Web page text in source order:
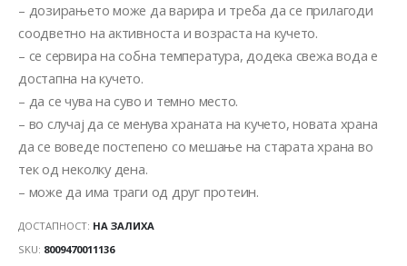
– дозирањето може да варира и треба да се прилагоди
соодветно на активноста и возраста на кучето.
– се сервира на собна температура, додека свежа вода е
достапна на кучето.
– да се чува на суво и темно место.
– во случај да се менува храната на кучето, новата храна
да се воведе постепено со мешање на старата храна во
тек од неколку дена.
– може да има траги од друг протеин.
ДОСТАПНОСТ: НА ЗАЛИХА
SKU: 8009470011136